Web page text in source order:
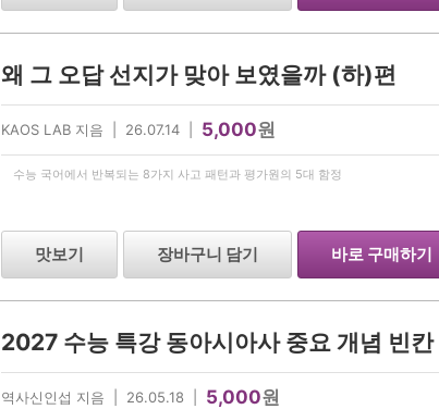
왜 그 오답 선지가 맞아 보였을까 (하)편
KAOS LAB 지음 | 26.07.14 | 5,000원
수능 국어에서 반복되는 8가지 사고 패턴과 평가원의 5대 함정
맛보기 장바구니 담기 바로 구매하기
역사신인섭 지음 | 26.05.18 | 5,000원